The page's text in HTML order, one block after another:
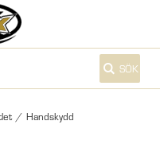
SÖK
/ Handskydd